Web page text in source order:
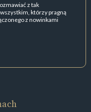
z tak
którzy pragną
z nowinkami